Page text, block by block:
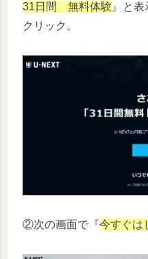
31日間 無料体験 』と
クリック。
②次の画面で『今すぐは